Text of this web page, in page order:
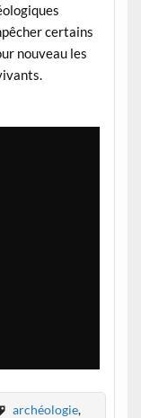
certains
nouveau les
archéologie,